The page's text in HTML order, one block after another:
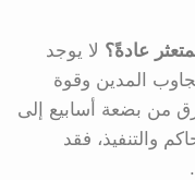
لا يوجد
المدين وقوة
من بضعة أسابيع إلى
والتنفيذ، فقد